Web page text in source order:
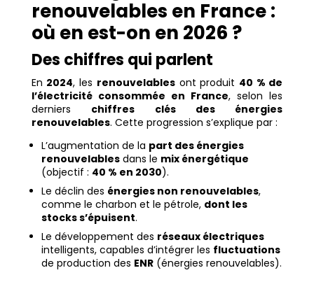
renouvelables en France :
où en est-on en 2026 ?
Des chiffres qui parlent
En 2024, les renouvelablesont produit 40 % de
l’électricité consommée en France, selon les
derniers chiffres clés des énergies
renouvelables. Cette progression s’explique par :
L’augmentation de la part des énergies
renouvelablesdans le mix énergétique
(objectif : 40 % en 2030).
Le déclin des énergies non renouvelables,
comme le charbon et le pétrole, dont les
stocks s’épuisent.
Le développement des réseaux électriques
intelligents, capables d’intégrer les fluctuations
de production des ENR(énergies renouvelables).